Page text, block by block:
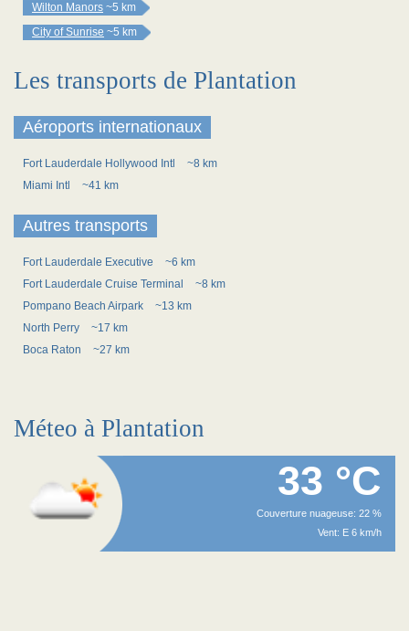
Wilton Manors ~5 km
City of Sunrise ~5 km
Les transports de Plantation
Aéroports internationaux
Fort Lauderdale Hollywood Intl
~8 km
Miami Intl
~41 km
Autres transports
Fort Lauderdale Executive
~6 km
Fort Lauderdale Cruise Terminal
~8 km
Pompano Beach Airpark
~13 km
North Perry
~17 km
Boca Raton
~27 km
Méteo à Plantation
33 °C
Couverture nuageuse: 22 %
Vent: E 6 km/h